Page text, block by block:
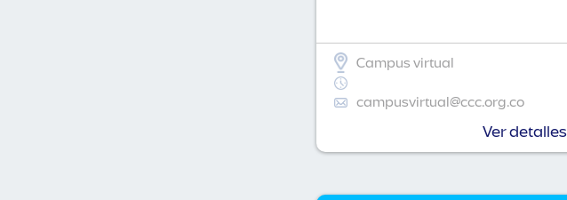
Campus virtual
campusvirtual@ccc.org.co
Ver detalles